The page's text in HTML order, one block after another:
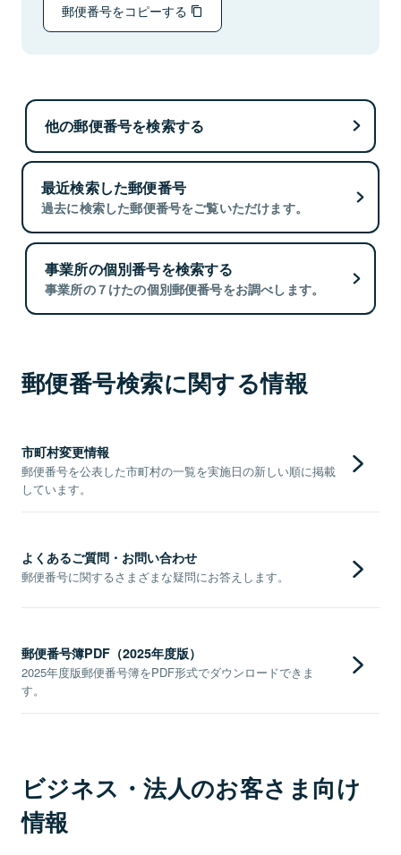
郵便番号をコピーする
他の郵便番号を検索する
最近検索した郵便番号
過去に検索した郵便番号をご覧いただけます。
事業所の個別番号を検索する
事業所の７けたの個別郵便番号をお調べします。
郵便番号検索に関する情報
市町村変更情報
郵便番号を公表した市町村の一覧を実施日の新しい順に掲載
しています。
よくあるご質問・お問い合わせ
郵便番号に関するさまざまな疑問にお答えします。
郵便番号簿PDF（2025年度版）
2025年度版郵便番号簿をPDF形式でダウンロードできま
す。
ビジネス・法人のお客さま向け
情報